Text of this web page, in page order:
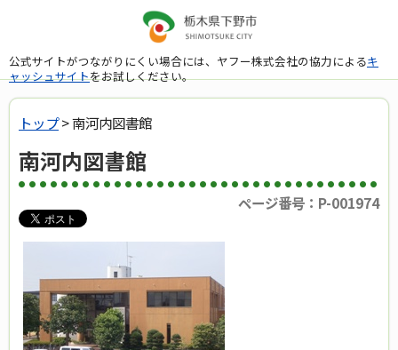
公式サイトがつながりにくい場合には、ヤフー株式会社の協力によるキ
ャッシュサイトをお試しください。
トップ> 南河内図書館
南河内図書館
ページ番号：P-001974